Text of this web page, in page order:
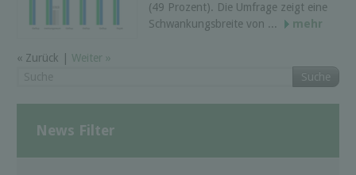
(49 Prozent). Die Umfrage zeigt eine
Schwankungsbreite von ...
mehr
« Zurück | Weiter »
Suche
News Filter